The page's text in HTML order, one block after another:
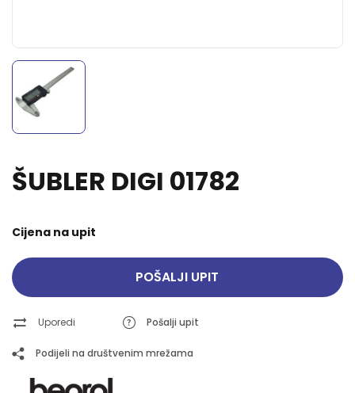
ŠUBLER DIGI 01782
Cijena na upit
POŠALJI UPIT
Uporedi Pošalji upit
Podijeli na društvenim mrežama